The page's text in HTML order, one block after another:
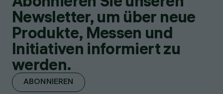
Newsletter, um über neue
Produkte, Messen und
Initiativen informiert zu
werden.
ABONNIEREN